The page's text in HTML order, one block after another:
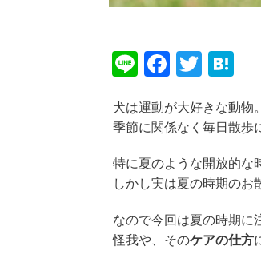
Li
e
F
c
e
b
o
o
k
T
tt
er
e
n
a
犬は運動が大好きな動物。
季節に関係なく毎日散歩
特に夏のような開放的な
しかし実は夏の時期のお
なので今回は夏の時期に
怪我や、そのケアの仕方